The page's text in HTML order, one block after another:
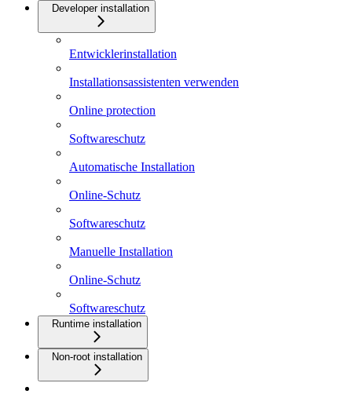
Developer installation
Entwicklerinstallation
Installationsassistenten verwenden
Online protection
Softwareschutz
Automatische Installation
Online-Schutz
Softwareschutz
Manuelle Installation
Online-Schutz
Softwareschutz
Runtime installation
Non-root installation